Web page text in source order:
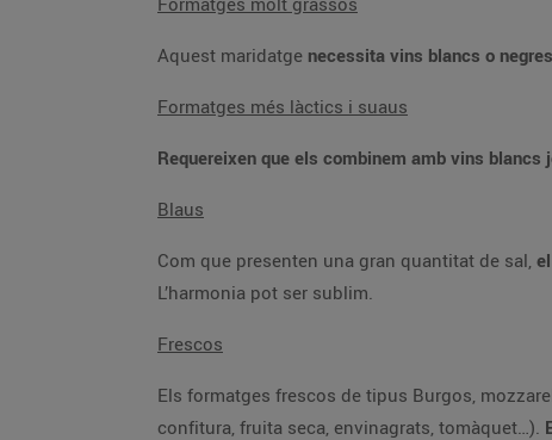
Aquest maridatge necessita vins blancs o
Formatges més làctics i suaus
Requereixen que els combinem amb vins blancs
Blaus
Com que presenten una gran quantitat de sal,
L’harmonia pot ser sublim.
Frescos
Els formatges frescos de tipus Burgos,
confitura, fruita seca, envinagrats, tomàquet…).